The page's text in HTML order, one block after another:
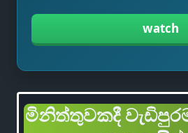
watch
මිනිත්තුවකදී